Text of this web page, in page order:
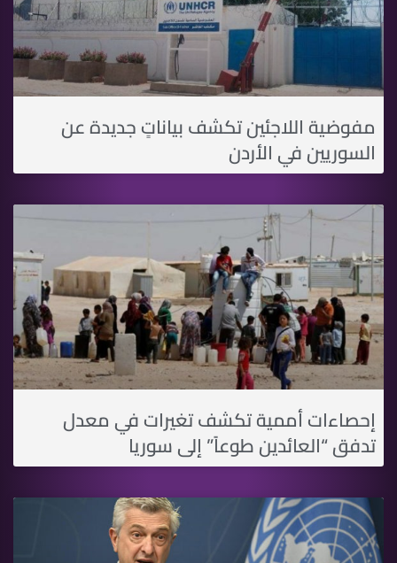
مفوضية اللاجئين تكشف بياناتٍ جديدة عن
السوريين في اﻷردن
إحصاءات أممية تكشف تغيرات في معدل
تدفق “العائدين طوعاً” إلى سوريا